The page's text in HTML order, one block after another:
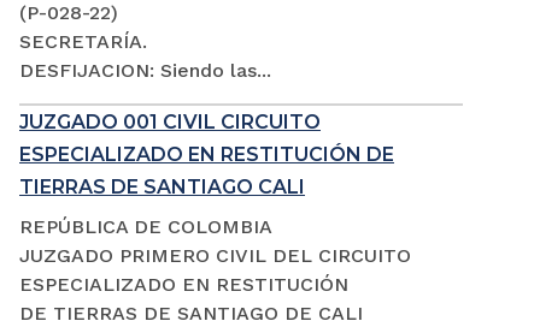
(P-028-22)
SECRETARÍA.
DESFIJACION: Siendo las...
JUZGADO 001 CIVIL CIRCUITO
ESPECIALIZADO EN RESTITUCIÓN DE
TIERRAS DE SANTIAGO CALI
REPÚBLICA DE COLOMBIA
JUZGADO PRIMERO CIVIL DEL CIRCUITO
ESPECIALIZADO EN RESTITUCIÓN
DE TIERRAS DE SANTIAGO DE CALI